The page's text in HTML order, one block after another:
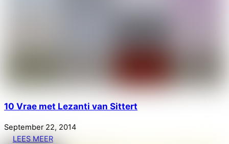
10 Vrae met Lezanti van Sittert
September 22, 2014
LEES MEER